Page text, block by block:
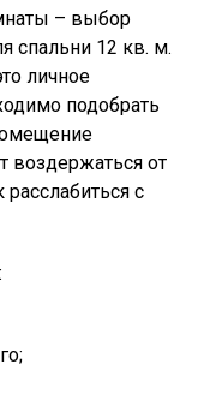
– выбор
спальни 12 кв. м.
личное
подобрать
воздержаться от
с